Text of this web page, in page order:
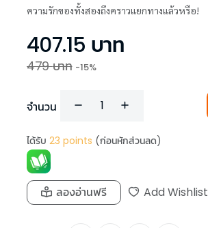
ความรักของทั้งสองถึงคราวแยกทางแล้วหรือ!
407.15 บาท
479บาท -15%
จำนวน
ได้รับ 23 points (ก่อนหักส่วนลด)
ลองอ่านฟรี Add Wishlist